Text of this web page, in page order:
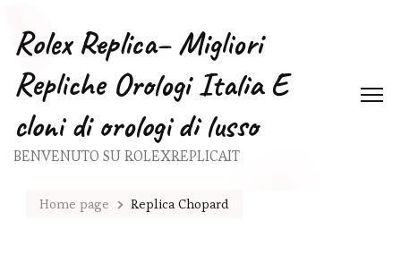
Rolex Replica– Migliori
Repliche Orologi Italia E
cloni di orologi di lusso
BENVENUTO SU ROLEXREPLICAIT
Home page Replica Chopard